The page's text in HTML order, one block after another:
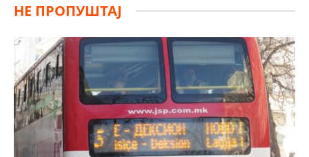
НЕ ПРОПУШТАЈ